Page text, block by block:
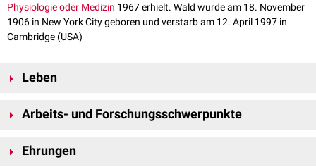
Physiologie oder Medizin 1967 erhielt. Wald wurde am 18. November
1906 in New York City geboren und verstarb am 12. April 1997 in
Cambridge (USA)
Leben
PhD. Schwerpunkt seinerDoktorarbeitwar die Zoologie. Im Anschluss
Forschungsaufenthalte, u. a. in Heidelberg bei Fritz Meyerhof, in Berlin
bei Otto Wardorf, sowie in Zürich bei Paul Karrer. 1933 musste George
Arbeits- und Forschungsschwerpunkte
physiologischen Signalverarbeitung im
Ehrungen